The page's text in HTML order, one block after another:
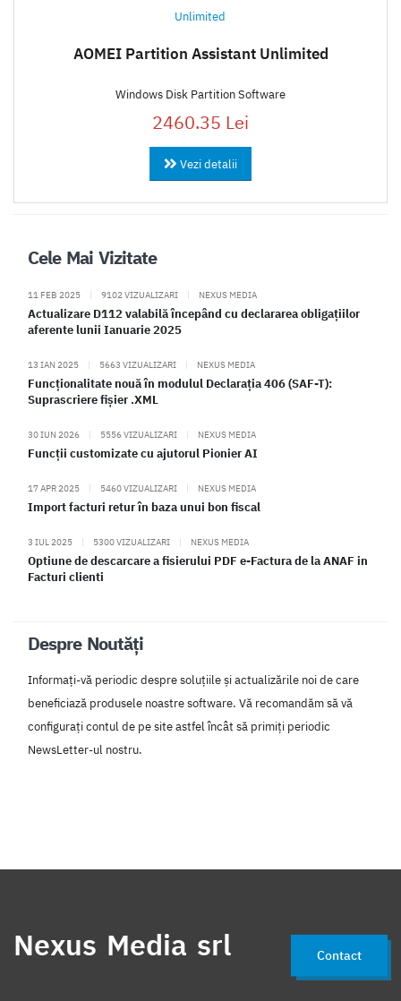
AOMEI Partition Assistant Unlimited
Windows Disk Partition Software
2460.35 Lei
Vezi detalii
Cele Mai Vizitate
11 FEB 2025 | 9102 VIZUALIZARI | NEXUS MEDIA
Actualizare D112 valabilă începând cu declararea obligațiilor
aferente lunii Ianuarie 2025
13 IAN 2025 | 5663 VIZUALIZARI | NEXUS MEDIA
Funcționalitate nouă în modulul Declarația 406 (SAF-T):
Suprascriere fișier .XML
30 IUN 2026 | 5556 VIZUALIZARI | NEXUS MEDIA
Funcții customizate cu ajutorul Pionier AI
17 APR 2025 | 5460 VIZUALIZARI | NEXUS MEDIA
Import facturi retur în baza unui bon fiscal
3 IUL 2025 | 5300 VIZUALIZARI | NEXUS MEDIA
Optiune de descarcare a fisierului PDF e-Factura de la ANAF in
Facturi clienti
Despre Noutăți
Informați-vă periodic despre soluțiile și actualizările noi de care
beneficiază produsele noastre software. Vă recomandăm să vă
configurați contul de pe site astfel încât să primiți periodic
NewsLetter-ul nostru.
Nexus Media srl Contact